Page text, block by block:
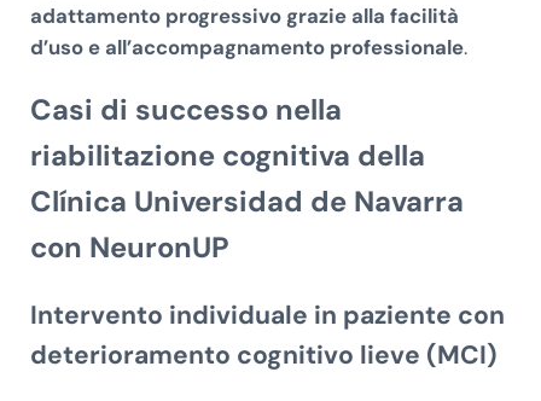
adattamento progressivo grazie alla facilità
d’uso e all’accompagnamento professionale.
Casi di successo nella
riabilitazione cognitiva della
Clínica Universidad de Navarra
con NeuronUP
Intervento individuale in paziente con
deterioramento cognitivo lieve (MCI)